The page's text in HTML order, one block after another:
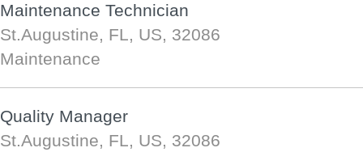
Maintenance Technician
St.Augustine, FL, US, 32086
Maintenance
Quality Manager
St.Augustine, FL, US, 32086